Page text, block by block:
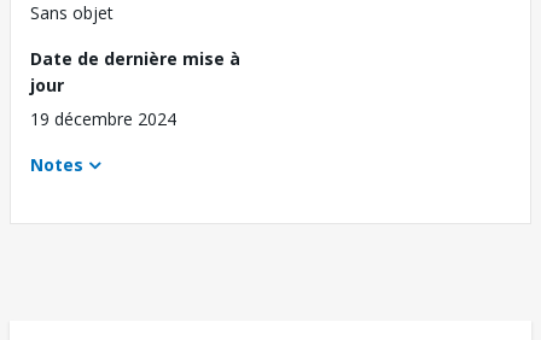
Sans objet
Date de dernière mise à
jour
19 décembre 2024
Notes